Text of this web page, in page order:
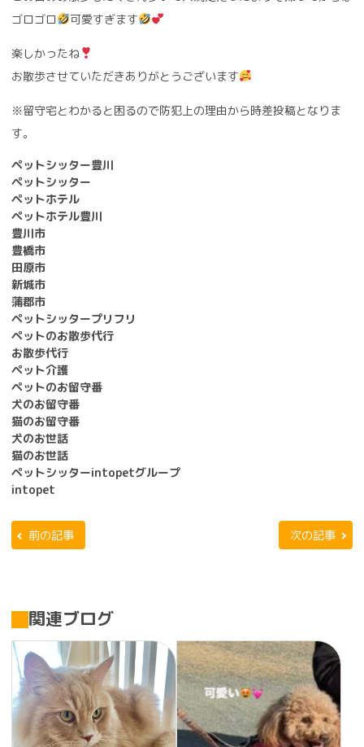
ゴロゴロ
可愛すぎます
楽しかったね
お散歩させていただきありがとうございます
※留守宅とわかると困るので防犯上の理由から時差投稿となりま
す。
ペットシッター豊川
ペットシッター
ペットホテル
ペットホテル豊川
豊川市
豊橋市
田原市
新城市
蒲郡市
ペットシッタープリフリ
ペットのお散歩代行
お散歩代行
ペット介護
ペットのお留守番
犬のお留守番
猫のお留守番
犬のお世話
猫のお世話
ペットシッターintopetグループ
intopet
前の記事 次の記事
関連ブログ